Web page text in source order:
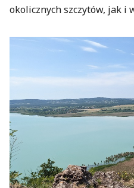
okolicznych szczytów, jak i